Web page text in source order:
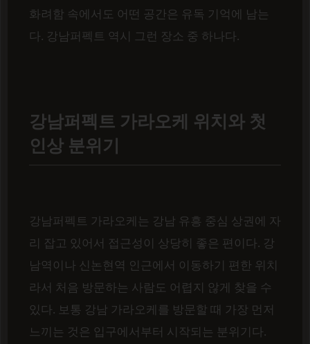
화려함 속에서도 어떤 공간은 유독 기억에 남는
다. 강남퍼펙트 역시 그런 장소 중 하나다.
강남퍼펙트 가라오케 위치와 첫
인상 분위기
강남퍼펙트 가라오케는 강남 유흥 중심 상권에 자
리 잡고 있어서 접근성이 상당히 좋은 편이다. 강
남역이나 신논현역 인근에서 이동하기 편한 위치
라서 처음 방문하는 사람도 어렵지 않게 찾을 수
있다. 보통 강남 가라오케를 방문할 때 가장 먼저
느끼는 것은 입구에서부터 시작되는 분위기다.